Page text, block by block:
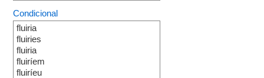
Condicional
fluiria
fluiries
fluiria
fluiríem
fluiríeu